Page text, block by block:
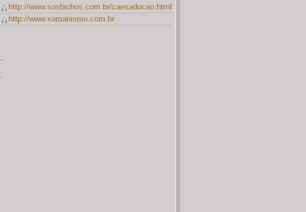
http://www.sosbichos.com.br/caesadocao.html
http://www.xamanismo.com.br
.